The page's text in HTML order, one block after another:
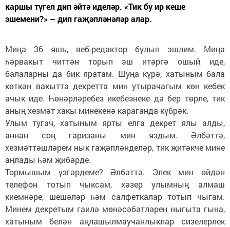
каршы түгел дип әйтә иделәр. «Тик бу ир кеше
эшемени?» – дип гаҗәпләнәләр алар.
Миңа 36 яшь, веб-редактор булып эшлим. Миңа
һәрвакыт читтән торып эш итәргә ошый иде,
балаларны да бик яратам. Шуңа күрә, хатыным бала
көткән вакытта декретта мин утырачагым көн кебек
ачык иде. Һөнәрләребез икебезнеке дә бер төрле, тик
аның хезмәт хакы минекенә караганда күбрәк.
Улым тугач, хатыным ярты елга декрет ялы алды,
аннан соң гаризаны мин яздым. Әлбәттә,
хезмәттәшләрем нык гаҗәпләнделәр, тик җитәкче мине
аңлады һәм җибәрде.
Тормышым үзгәрдеме? Әлбәттә. Элек мин өйдән
телефон тотып чыксам, хәзер улымның алмаш
киемнәре, шешәләр һәм салфеткалар тотып чыгам.
Минем декретым гаилә мөнәсәбәтләрен ныгыта гына,
хатыным белән аңлашылмаучанлыклар сизелерлек